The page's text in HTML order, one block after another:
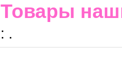
Товары
: .